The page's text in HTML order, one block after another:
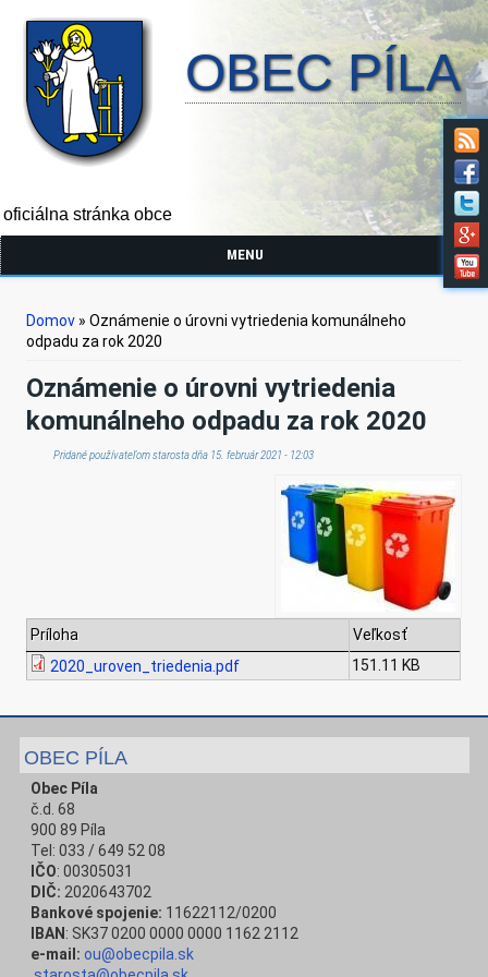
OBEC PÍLA
oficiálna stránka obce
MENU
Nachádzate sa tu
Domov » Oznámenie o úrovni vytriedenia komunálneho
odpadu za rok 2020
Oznámenie o úrovni vytriedenia
komunálneho odpadu za rok 2020
Pridané používateľomstarostadňa 15. február 2021 - 12:03
Príloha
Veľkosť
2020_uroven_triedenia.pdf
151.11 KB
OBEC PÍLA
Obec Píla
č.d. 68
900 89 Píla
Tel: 033 / 649 52 08
IČO: 00305031
DIČ: 2020643702
Bankové spojenie: 11622112/0200
IBAN : SK37 0200 0000 0000 1162 2112
e-mail: ou@obecpila.sk